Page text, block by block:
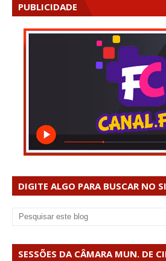
PUBLICIDADE
DIGITE ALGO PARA BUSCAR NO
SESSÕES DA CÂMARA MUN. DE